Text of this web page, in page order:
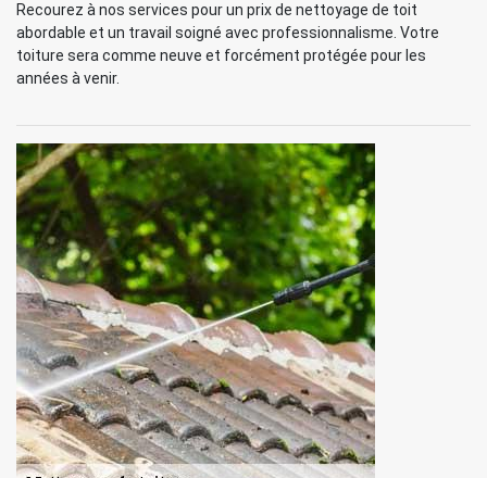
Recourez à nos services pour un prix de nettoyage de toit
abordable et un travail soigné avec professionnalisme. Votre
toiture sera comme neuve et forcément protégée pour les
années à venir.